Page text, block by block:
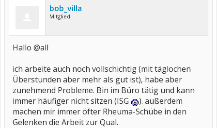
bob_villa
Mitglied
Hallo @all
ich arbeite auch noch vollschichtig (mit täglochen
Überstunden aber mehr als gut ist), habe aber
zunehmend Probleme. Bin im Büro tätig und kann
immer häufiger nicht sitzen (ISG
). außerdem
machen mir immer öfter Rheuma-Schübe in den
Gelenken die Arbeit zur Qual.